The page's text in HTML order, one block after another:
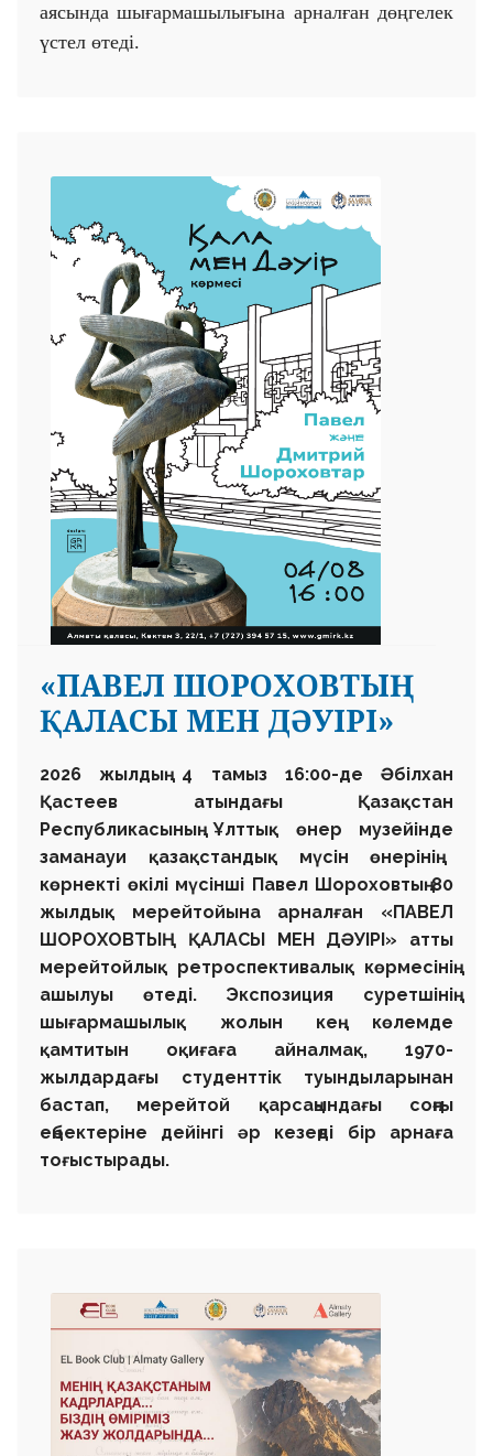
аясында шығармашылығына арналған дөңгелек
үстел өтеді.
«ПАВЕЛ ШОРОХОВТЫҢ
ҚАЛАСЫ МЕН ДӘУІРІ»
2026 жылдың 4 тамыз 16:00-де
Әбілхан
Қастеев атындағы Қазақстан
РеспубликасыныңҰлттық өнер музейінде
заманауи қазақстандық мүсін өнерінің
көрнекті өкілі мүсінші Павел Шороховтың80
жылдық мерейтойына арналған «ПАВЕЛ
ШОРОХОВТЫҢ ҚАЛАСЫ МЕН ДӘУІРІ» атты
мерейтойлық ретроспективалық көрмесінің
ашылуы өтеді. Экспозиция суретшінің
шығармашылық жолын кең көлемде
қамтитын оқиғаға айналмақ, 1970-
жылдардағы студенттік туындыларынан
бастап, мерейтой қарсаңындағы соңғы
еңбектеріне дейінгі әр кезеңді бір арнаға
тоғыстырады.